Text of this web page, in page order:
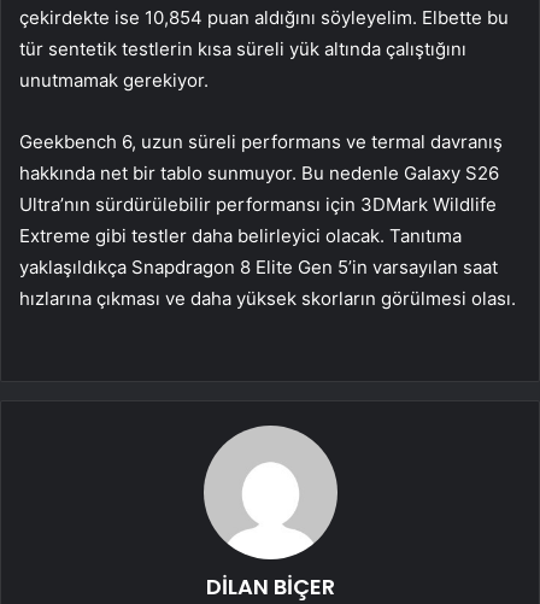
çekirdekte ise 10,854 puan aldığını söyleyelim. Elbette bu
tür sentetik testlerin kısa süreli yük altında çalıştığını
unutmamak gerekiyor.
Geekbench 6, uzun süreli performans ve termal davranış
hakkında net bir tablo sunmuyor. Bu nedenle Galaxy S26
Ultra’nın sürdürülebilir performansı için 3DMark Wildlife
Extreme gibi testler daha belirleyici olacak. Tanıtıma
yaklaşıldıkça Snapdragon 8 Elite Gen 5’in varsayılan saat
hızlarına çıkması ve daha yüksek skorların görülmesi olası.
DİLAN BİÇER